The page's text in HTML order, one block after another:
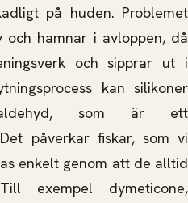
på huden. Problemet
hamnar i avloppen, då
och sipprar ut i
kan silikoner
som är ett
påverkar fiskar, som vi
enkelt genom att de alltid
exempel dymeticone,